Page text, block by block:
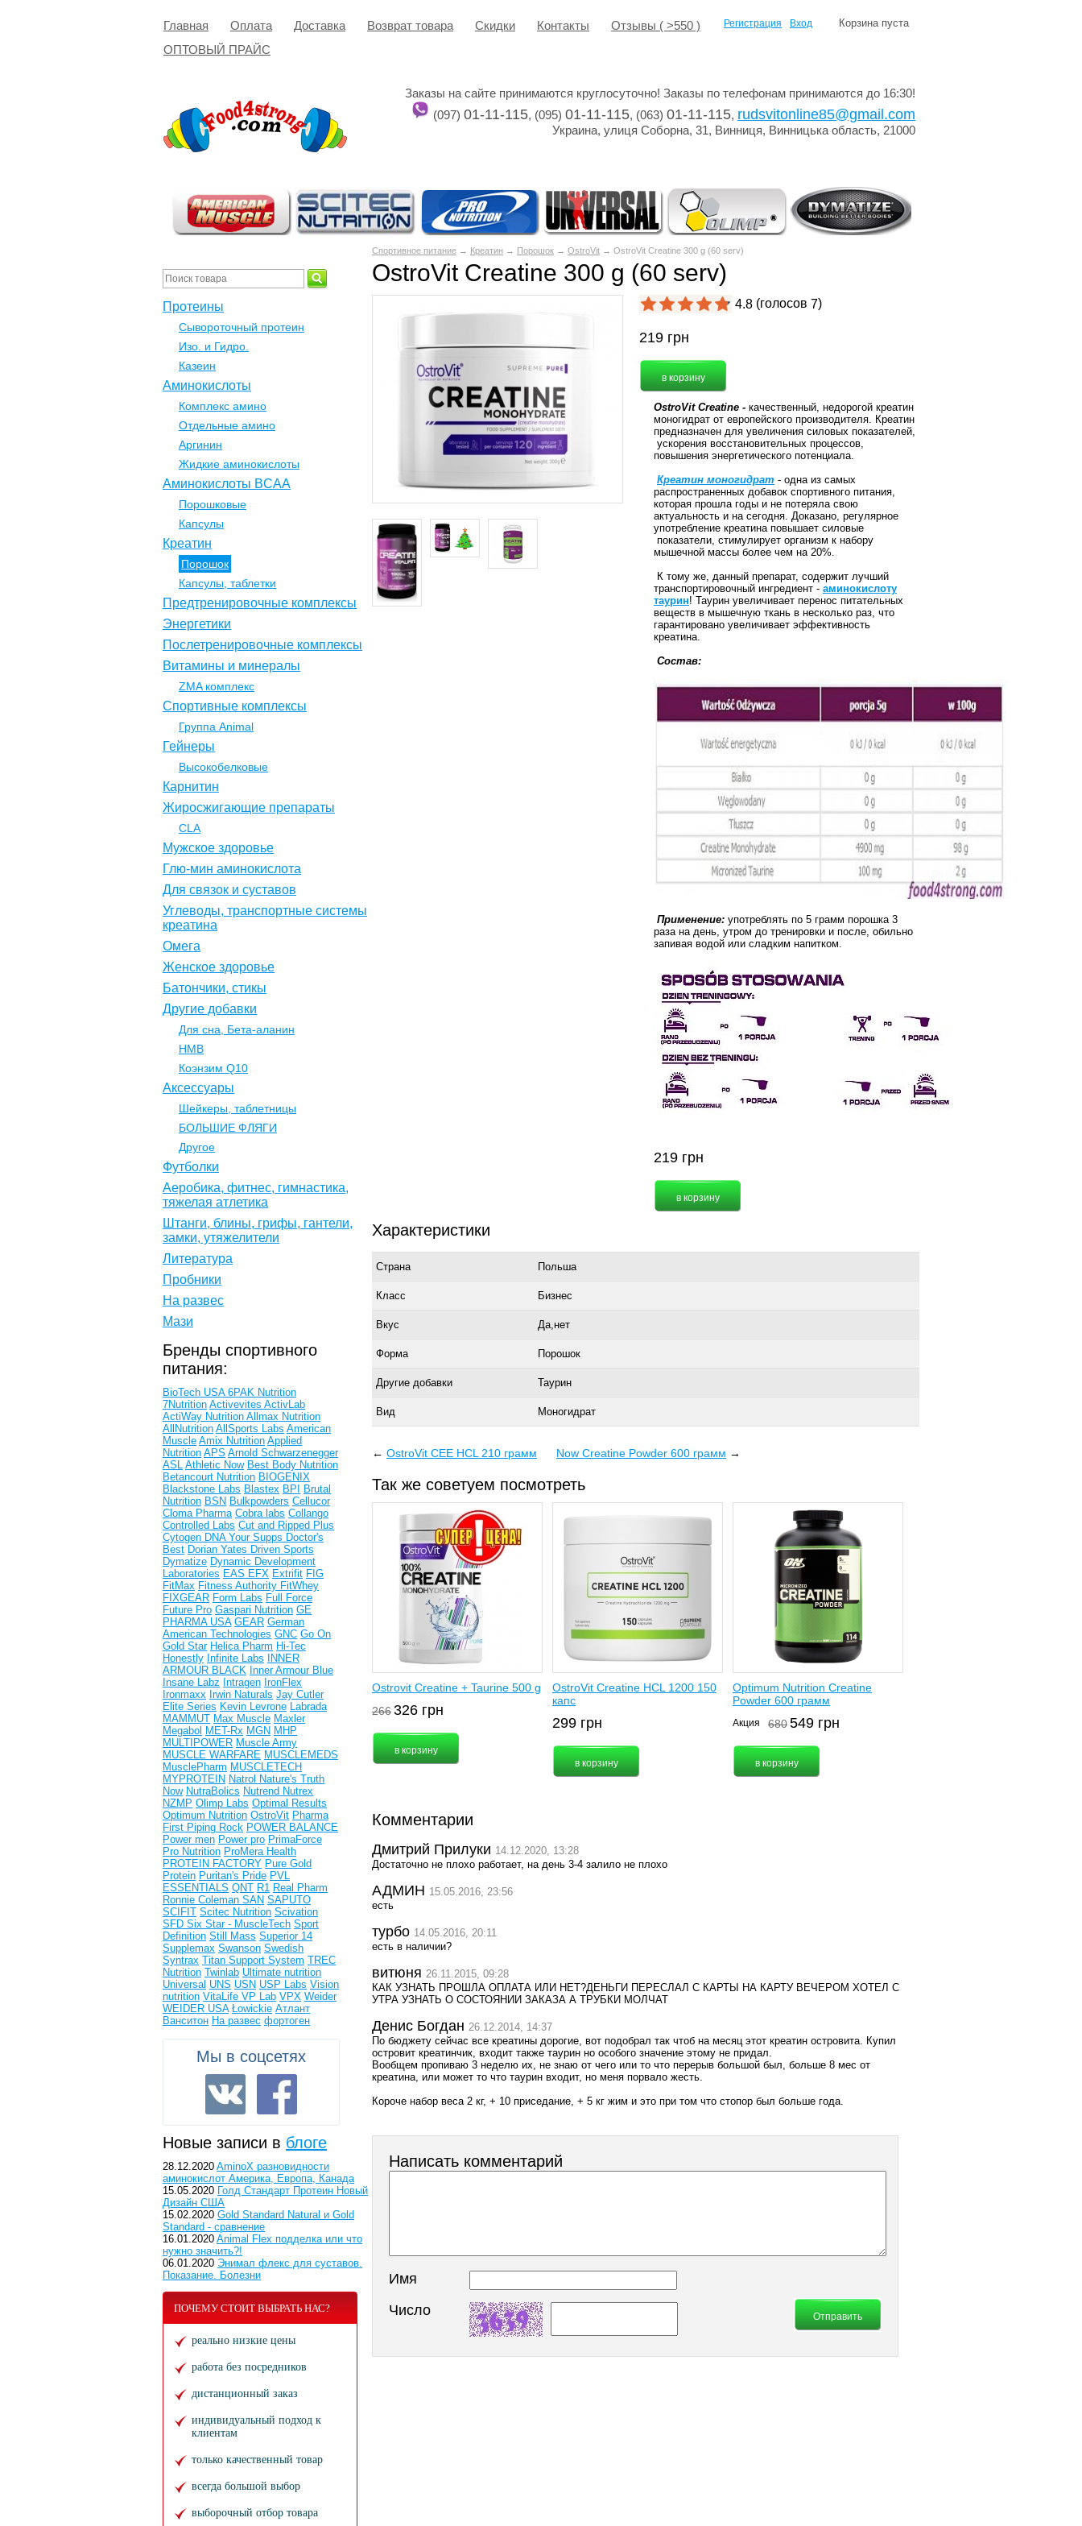
Главная Оплата Доставка Возврат товара Cкидки Контакты
Отзывы ( >550 )
ОПТОВЫЙ ПРАЙС
Корзина пуста
Регистрация Вход
Заказы на сайте принимаются круглосуточно! Заказы по телефонам принимаются до 16:30!
(097) 01-11-115, (095) 01-11-115, (063) 01-11-115, rudsvitonline85@gmail.com
Украина, улиця Соборна, 31, Винниця, Винницька область, 21000
Спортивное питание → Креатин → Порошок → OstroVit → OstroVit Creatine 300 g (60 serv)
OstroVit Creatine 300 g (60 serv)
4.8 (голосов 7)
219 грн
OstroVit Creatine - качественный, недорогой креатин
моногидрат от европейского производителя. Креатин
предназначен для увеличения силовых показателей,
ускорения восстановительных процессов,
повышения энергетического потенциала.
Креатин моногидрат - одна из самых
распространенных добавок спортивного питания,
которая прошла годы и не потеряла свою
актуальность и на сегодня. Доказано, регулярное
употребление креатина повышает силовые
показатели, стимулирует организм к набору
мышечной массы более чем на 20%.
К тому же, данный препарат, содержит лучший
транспортировочный ингредиент - аминокислоту
таурин! Таурин увеличивает перенос питательных
веществ в мышечную ткань в несколько раз, что
гарантировано увеличивает эффективность
креатина.
Состав:
Применение: употреблять по 5 грамм порошка 3
раза на день, утром до тренировки и после, обильно
запивая водой или сладким напитком.
219 грн
Характеристики
Страна Польша
Класс Бизнес
Вкус Да,нет
Форма Порошок
Другие добавки Таурин
Вид Моногидрат
← OstroVit CEE HCL 210 грамм Now Creatine Powder 600 грамм →
Так же советуем посмотреть
Ostrovit Creatine + Taurine 500 g
266326 грн
OstroVit Creatine HCL 1200 150
капс
299 грн
Optimum Nutrition Creatine
Powder 600 грамм
Акция 680549 грн
Комментарии
Дмитрий Прилуки 14.12.2020, 13:28
Достаточно не плохо работает, на день 3-4 залило не плохо
АДМИН 15.05.2016, 23:56
есть
турбо 14.05.2016, 20:11
есть в наличии?
витюня 26.11.2015, 09:28
КАК УЗНАТЬ ПРОШЛА ОПЛАТА ИЛИ НЕТ?ДЕНЬГИ ПЕРЕСЛАЛ С КАРТЫ НА КАРТУ ВЕЧЕРОМ ХОТЕЛ С
УТРА УЗНАТЬ О СОСТОЯНИИ ЗАКАЗА А ТРУБКИ МОЛЧАТ
Денис Богдан 26.12.2014, 14:37
По бюджету сейчас все креатины дорогие, вот подобрал так чтоб на месяц этот креатин островита. Купил
островит креатинчик, входит также таурин но особого значение этому не придал.
Вообщем пропиваю 3 неделю их, не знаю от чего или то что перерыв большой был, больше 8 мес от
креатина, или может то что таурин входит, но меня порвало жесть.
Короче набор веса 2 кг, + 10 приседание, + 5 кг жим и это при том что стопор был больше года.
Написать комментарий
Имя
Число
Протеины
Сывороточный протеин
Изо. и Гидро.
Казеин
Аминокислоты
Комплекс амино
Отдельные амино
Аргинин
Жидкие аминокислоты
Аминокислоты BCAA
Порошковые
Капсулы
Креатин
Порошок
Капсулы, таблетки
Предтренировочные комплексы
Энергетики
Послетренировочные комплексы
Витамины и минералы
ZMA комплекс
Спортивные комплексы
Группа Animal
Гейнеры
Высокобелковые
Карнитин
Жиросжигающие препараты
CLA
Мужское здоровье
Глю-мин аминокислота
Для связок и суставов
Углеводы, транспортные системы
креатина
Омега
Женское здоровье
Батончики, стикы
Другие добавки
Для сна, Бета-аланин
НМВ
Коэнзим Q10
Аксессуары
Шейкеры, таблетницы
БОЛЬШИЕ ФЛЯГИ
Другое
Футболки
Аеробика, фитнес, гимнастика,
тяжелая атлетика
Штанги, блины, грифы, гантели,
замки, утяжелители
Литература
Пробники
На развес
Мази
Бренды спортивного
питания:
BioTech USA 6PAK Nutrition
7Nutrition Activevites ActivLab
ActiWay Nutrition Allmax Nutrition
AllNutrition AllSports Labs American
Muscle Amix Nutrition Applied
Nutrition APS Arnold Schwarzenegger
ASL Athletic Now Best Body Nutrition
Betancourt Nutrition BIOGENIX
Blackstone Labs Blastex BPI
Brutal
Nutrition BSN Bulkpowders Cellucor
Cloma Pharma Cobra labs Collango
Controlled Labs Cut and Ripped Plus
Cytogen DNA Your Supps Doctor's
Best Dorian Yates Driven Sports
Dymatize Dynamic Development
Laboratories EAS EFX Extrifit FIG
FitMax Fitness Authority FitWhey
FIXGEAR Form Labs Full Force
Future Pro Gaspari Nutrition GE
PHARMA USA GEAR German
American Technologies GNC Go On
Gold Star Helica Pharm Hi-Tec
Honestly Infinite Labs
INNER
ARMOUR BLACK Inner Armour Blue
Insane Labz Intragen IronFlex
Ironmaxx Irwin Naturals Jay Cutler
Elite Series Kevin Levrone Labrada
MAMMUT Max Muscle Maxler
Megabol MET-Rx MGN MHP
MULTIPOWER Muscle Army
MUSCLE WARFARE MUSCLEMEDS
MusclePharm MUSCLETECH
MYPROTEIN Natrol Nature's Truth
Now NutraBolics Nutrend Nutrex
NZMP Olimp Labs Optimal Results
Optimum Nutrition OstroVit Pharma
First Piping Rock POWER BALANCE
Power men Power pro PrimaForce
Pro Nutrition ProMera Health
PROTEIN FACTORY Pure Gold
Protein Puritan's Pride PVL
ESSENTIALS QNT R1 Real Pharm
Ronnie Coleman SAN SAPUTO
SCIFIT Scitec Nutrition Scivation
SFD Six Star - MuscleTech Sport
Definition Still Mass Superior 14
Supplemax Swanson Swedish
Syntrax Titan Support System TREC
Nutrition Twinlab Ultimate nutrition
Universal UNS USN USP Labs Vision
nutrition VitaLife VP Lab VPX Weider
WEIDER USA Łowickie Атлант
Ванситон На развес фортоген
Мы в соцсетях
Новые записи в блоге
28.12.2020 AminoX разновидности
аминокислот Америка, Европа, Канада
15.05.2020 Голд Стандарт Протеин Новый
Дизайн США
15.02.2020 Gold Standard Natural и Gold
Standard - сравнение
16.01.2020 Animal Flex подделка или что
нужно значить?!
06.01.2020 Энимал флекс для суставов.
Показание. Болезни
ПОЧЕМУ СТОИТ ВЫБРАТЬ НАС?
реально низкие цены
работа без посредников
дистанционный заказ
индивидуальный подход к
клиентам
только качественный товар
всегда большой выбор
выборочный отбор товара